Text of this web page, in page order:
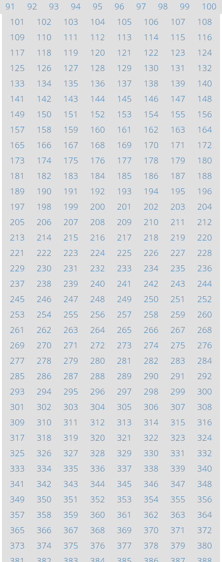
91
92 93 94 95 96 97 98 99
100
101
102 103 104 105 106 107
108
109
110 111 112 113 114 115
116
117
118 119 120 121 122 123
124
125
126 127 128 129 130 131
132
133
134 135 136 137 138 139
140
141
142 143 144 145 146 147
148
149
150 151 152 153 154 155
156
157
158 159 160 161 162 163
164
165
166 167 168 169 170 171
172
173
174 175 176 177 178 179
180
181
182 183 184 185 186 187
188
189
190 191 192 193 194 195
196
197
198 199 200 201 202 203
204
205
206 207 208 209 210 211
212
213
214 215 216 217 218 219
220
221
222 223 224 225 226 227
228
229
230 231 232 233 234 235
236
237
238 239 240 241 242 243
244
245
246 247 248 249 250 251
252
253
254 255 256 257 258 259
260
261
262 263 264 265 266 267
268
269
270 271 272 273 274 275
276
277
278 279 280 281 282 283
284
285
286 287 288 289 290 291
292
293
294 295 296 297 298 299
300
301
302 303 304 305 306 307
308
309
310 311 312 313 314 315
316
317
318 319 320 321 322 323
324
325
326 327 328 329 330 331
332
333
334 335 336 337 338 339
340
341
342 343 344 345 346 347
348
349
350 351 352 353 354 355
356
357
358 359 360 361 362 363
364
365
366 367 368 369 370 371
372
373
374 375 376 377 378 379
380